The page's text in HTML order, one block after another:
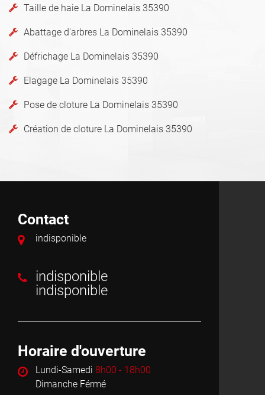
Taille de haie La Dominelais 35390
Abattage d'arbres La Dominelais 35390
Défrichage La Dominelais 35390
Elagage La Dominelais 35390
Pose de cloture La Dominelais 35390
Création de cloture La Dominelais 35390
Contact
indisponible
indisponible
indisponible
Horaire d'ouverture
Lundi-Samedi 8h00 - 18h00
Dimanche Férmé